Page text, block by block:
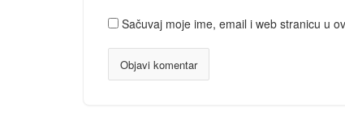
Sačuvaj moje ime, email i web stranicu u